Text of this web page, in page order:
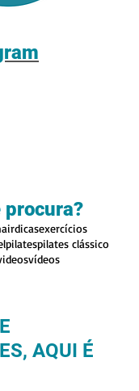
procura?
dicasexercícios
pilatespilates clássico
vídeos
AQUI É